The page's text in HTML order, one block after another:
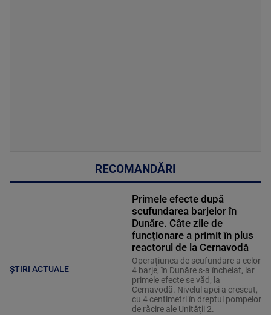
RECOMANDĂRI
ȘTIRI ACTUALE
Primele efecte după
scufundarea barjelor în
Dunăre. Câte zile de
funcționare a primit în plus
reactorul de la Cernavodă
Operațiunea de scufundare a celor
4 barje, în Dunăre s-a încheiat, iar
primele efecte se văd, la
Cernavodă. Nivelul apei a crescut,
cu 4 centimetri în dreptul pompelor
de răcire ale Unității 2.